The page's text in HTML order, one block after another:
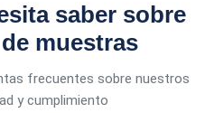
saber sobre
muestras
frecuentes sobre nuestros
y cumplimiento